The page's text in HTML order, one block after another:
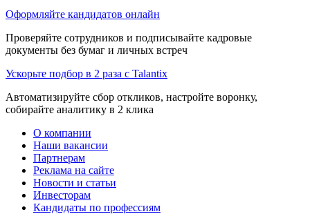
Оформляйте кандидатов онлайн
Проверяйте сотрудников и подписывайте кадровые
документы без бумаг и личных встреч
Ускорьте подбор в 2 раза с Talantix
Автоматизируйте сбор откликов, настройте воронку,
собирайте аналитику в 2 клика
О компании
Наши вакансии
Партнерам
Реклама на сайте
Новости и статьи
Инвесторам
Кандидаты по профессиям